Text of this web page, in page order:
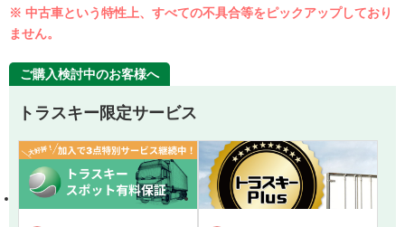
※ 中古車という特性上、すべての不具合等をピックアップしており
ません。
ご購入検討中のお客様へ
トラスキー限定サービス